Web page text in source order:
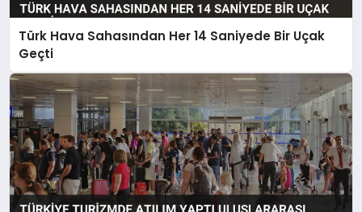
Türk Hava Sahasından Her 14 Saniyede Bir Uçak
Geçti